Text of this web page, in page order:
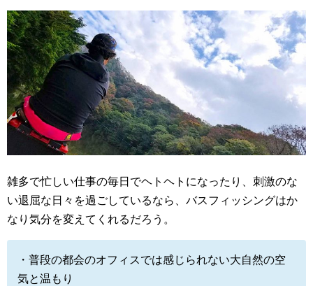
雑多で忙しい仕事の毎日でヘトヘトになったり、刺激のな
い退屈な日々を過ごしているなら、バスフィッシングはか
なり気分を変えてくれるだろう。
・普段の都会のオフィスでは感じられない大自然の空
気と温もり